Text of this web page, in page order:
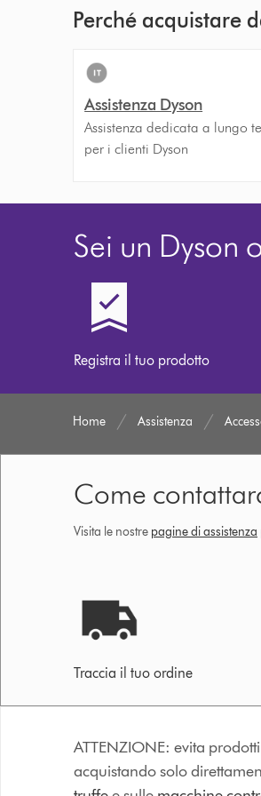
Perché acquistare
Assistenza Dyson
Assistenza dedicata a lungo
per i clienti Dyson
Sei un Dyson
Registra il tuo prodotto
Home Assistenza
Come
Visita le nostre pagine di assistenza
Traccia il tuo ordine
ATTENZIONE: evita
acquistando solo